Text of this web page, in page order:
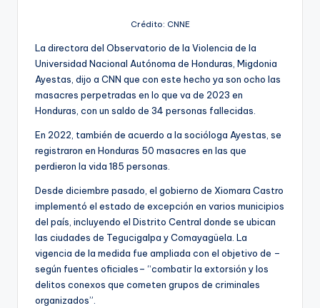
Crédito: CNNE
La directora del Observatorio de la Violencia de la
Universidad Nacional Autónoma de Honduras, Migdonia
Ayestas, dijo a CNN que con este hecho ya son ocho las
masacres perpetradas en lo que va de 2023 en
Honduras, con un saldo de 34 personas fallecidas.
En 2022, también de acuerdo a la socióloga Ayestas, se
registraron en Honduras 50 masacres en las que
perdieron la vida 185 personas.
Desde diciembre pasado, el gobierno de Xiomara Castro
implementó el estado de excepción en varios municipios
del país, incluyendo el Distrito Central donde se ubican
las ciudades de Tegucigalpa y Comayagüela. La
vigencia de la medida fue ampliada con el objetivo de –
según fuentes oficiales– “combatir la extorsión y los
delitos conexos que cometen grupos de criminales
organizados”.